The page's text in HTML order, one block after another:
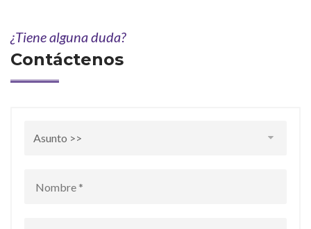
¿Tiene alguna duda?
Contáctenos